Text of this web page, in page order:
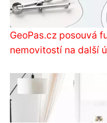
GeoPas.cz posouvá
nemovitostí na další